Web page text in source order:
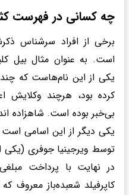
چه کسانی در فهرست
برخی از افراد سرشناس
است. به عنوان مثال بیل
یکی از این نام‌هاست که
کرده بود، هرچند وکلایش
بی‌خبر بوده است. شاهزاده
یکی دیگر از این اسامی
توسط ویرجینیا جوفری
در نهایت با پرداخت
کاپرفیلد شعبده‌باز معروف